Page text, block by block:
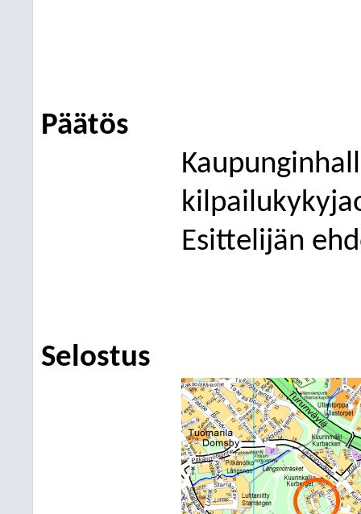
Päätös
Esittelijän
Selostus